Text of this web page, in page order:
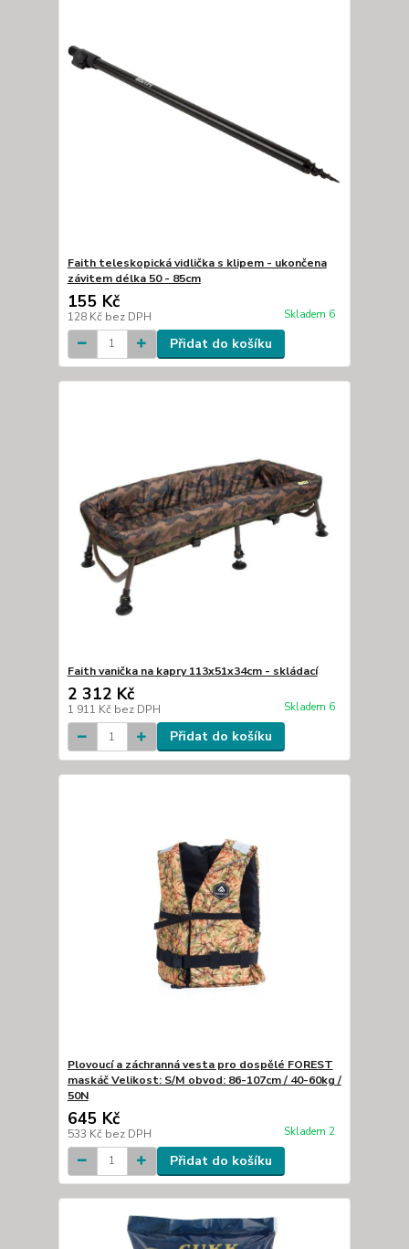
Faith teleskopická vidlička s klipem - ukončena
závitem délka 50 - 85cm
155 Kč
128 Kč bez DPH Skladem 6
Přidat do košíku
Faith vanička na kapry 113x51x34cm - skládací
2 312 Kč
1 911 Kč bez DPH Skladem 6
Přidat do košíku
Plovoucí a záchranná vesta pro dospělé FOREST
maskáč Velikost: S/M obvod: 86-107cm / 40-60kg /
50N
645 Kč
533 Kč bez DPH Skladem 2
Přidat do košíku